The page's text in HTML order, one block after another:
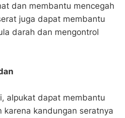
dan membantu mencegah
juga dapat membantu
darah dan mengontrol
alpukat dapat membantu
karena kandungan seratnya